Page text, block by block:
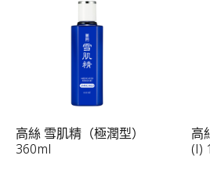
高絲 雪肌精（極潤型）
360ml
高
(I)